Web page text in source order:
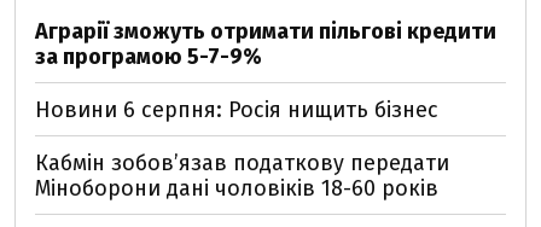
Аграрії зможуть отримати пільгові кредити
за програмою 5-7-9%
Новини 6 серпня: Росія нищить бізнес
Кабмін зобовʼязав податкову передати
Міноборони дані чоловіків 18-60 років